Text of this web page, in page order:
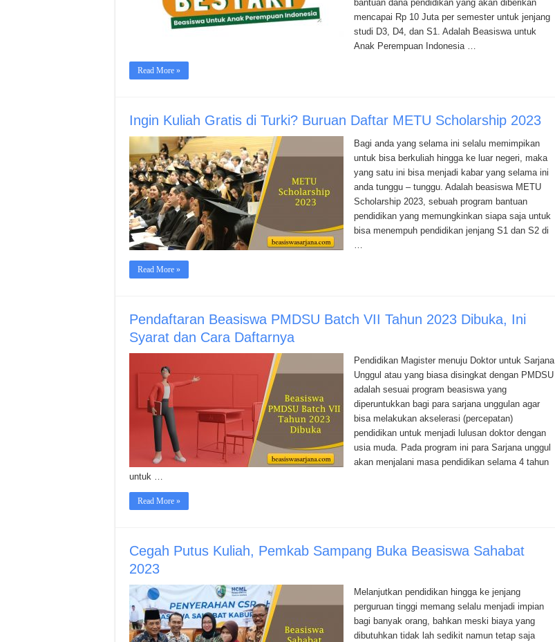
bantuan dana pendidikan yang akan diberikan
mencapai Rp 10 Juta per semester untuk jenjang
studi D3, D4, dan S1. Adalah Beasiswa untuk
Anak Perempuan Indonesia …
Read More »
Ingin Kuliah Gratis di Turki? Buruan Daftar METU Scholarship 2023
Bagi anda yang selama ini selalu memimpikan
untuk bisa berkuliah hingga ke luar negeri, maka
yang satu ini bisa menjadi kabar yang selama ini
anda tunggu – tunggu. Adalah beasiswa METU
Scholarship 2023, sebuah program bantuan
pendidikan yang memungkinkan siapa saja untuk
bisa menempuh pendidikan jenjang S1 dan S2 di
…
Read More »
Pendaftaran Beasiswa PMDSU Batch VII Tahun 2023 Dibuka, Ini
Syarat dan Cara Daftarnya
Pendidikan Magister menuju Doktor untuk Sarjana
Unggul atau yang biasa disingkat dengan PMDSU
adalah sesuai program beasiswa yang
diperuntukkan bagi para sarjana unggulan agar
bisa melakukan akselerasi (percepatan)
pendidikan untuk menjadi lulusan doktor dengan
usia muda. Pada program ini para Sarjana unggul
akan menjalani masa pendidikan selama 4 tahun
untuk …
Read More »
Cegah Putus Kuliah, Pemkab Sampang Buka Beasiswa Sahabat
2023
Melanjutkan pendidikan hingga ke jenjang
perguruan tinggi memang selalu menjadi impian
bagi banyak orang, bahkan meski biaya yang
dibutuhkan tidak lah sedikit namun tetap saja